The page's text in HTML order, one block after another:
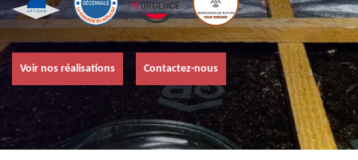
Voir nos réalisations Contactez-nous